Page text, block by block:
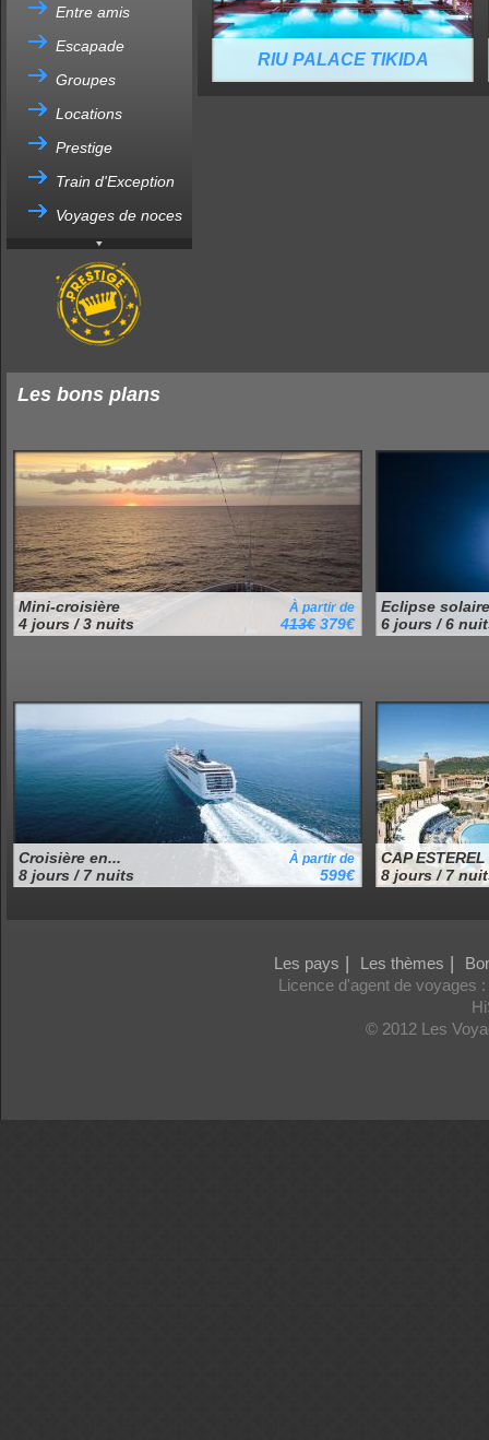
Entre amis
Escapade
Groupes
Locations
Prestige
Train d'Exception
Voyages de noces
RIU PALACE TIKIDA
Les bons plans
Mini-croisière
4 jours / 3 nuits
À partir de
413€379€
Eclipse
6 jours / 6
Croisière en...
8 jours / 7 nuits
À partir de
599€
CAP ESTEREL
8 jours / 7
Les pays | Les thèmes |
Licence d'agent de voyages
© 2012 Les